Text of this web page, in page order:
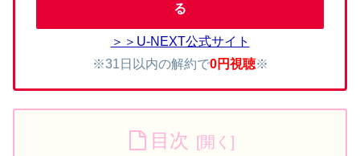
る
＞＞U-NEXT公式サイト
※31日以内の解約で0円視聴※
目次